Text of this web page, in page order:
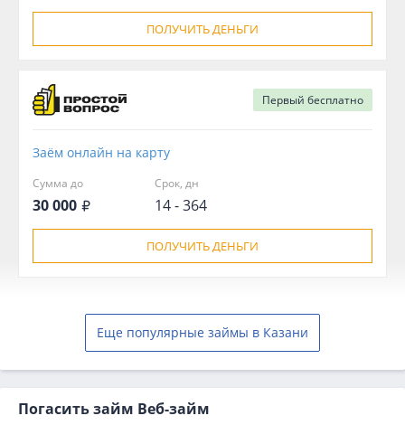
ПОЛУЧИТЬ ДЕНЬГИ
Первый бесплатно
Заём онлайн на карту
Сумма до
30 000
Срок, дн
14 - 364
ПОЛУЧИТЬ ДЕНЬГИ
Еще популярные займы в Казани
Погасить займ Веб-займ